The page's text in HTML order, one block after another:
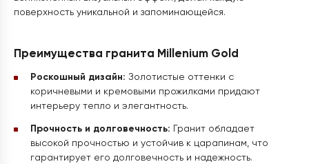
поверхность уникальной и запоминающейся.
Преимущества гранита Millenium Gold
Роскошный дизайн: Золотистые оттенки с
коричневыми и кремовыми прожилками придают
интерьеру тепло и элегантность.
Прочность и долговечность: Гранит обладает
высокой прочностью и устойчив к царапинам, что
гарантирует его долговечность и надежность.